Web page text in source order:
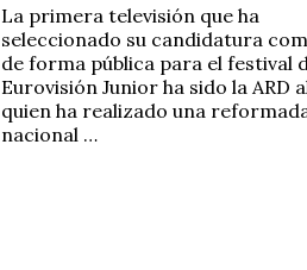
La primera televisión que ha
seleccionado su candidatura
de forma pública para el festival
Eurovisión Junior ha sido la ARD
quien ha realizado una
nacional …